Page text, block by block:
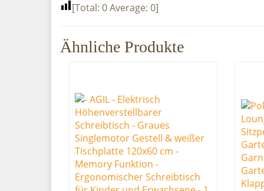
[Total: 0Average: 0]
Ähnliche Produkte